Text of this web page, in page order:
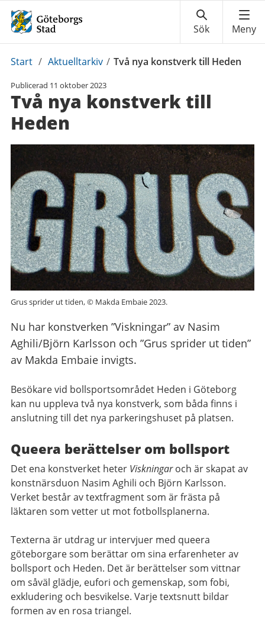
Du
här:
Start / Aktuelltarkiv / Två nya konstverk till Heden
Publicerad 11 oktober 2023
Två nya konstverk till
Heden
Grus sprider ut tiden, © Makda Embaie 2023.
Nu har konstverken ”Viskningar” av Nasim
Aghili/Björn Karlsson och ”Grus sprider ut tiden”
av Makda Embaie invigts.
Besökare vid bollsportsområdet Heden i Göteborg
kan nu uppleva två nya konstverk, som båda finns i
anslutning till det nya parkeringshuset på platsen.
Queera berättelser om bollsport
Det ena konstverket heter Viskningaroch är skapat av
konstnärsduon Nasim Aghili och Björn Karlsson.
Verket består av textfragment som är frästa på
läktaren som vetter ut mot fotbollsplanerna.
Texterna är utdrag ur intervjuer med queera
göteborgare som berättar om sina erfarenheter av
bollsport och Heden. Det är berättelser som vittnar
om såväl glädje, eufori och gemenskap, som fobi,
exkludering och besvikelse. Varje textsnutt bildar
formen av en rosa triangel.